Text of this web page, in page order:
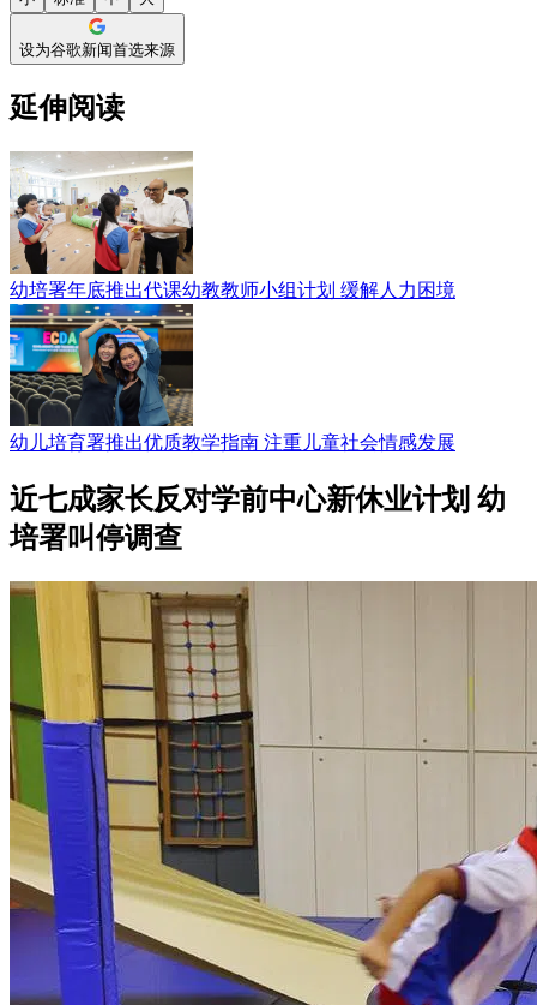
设为谷歌新闻首选来源
延伸阅读
幼培署年底推出代课幼教教师小组计划 缓解人力困境
幼儿培育署推出优质教学指南 注重儿童社会情感发展
近七成家长反对学前中心新休业计划 幼
培署叫停调查